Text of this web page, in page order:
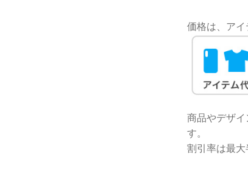
価格は、アイ
商品やデザ
す。
割引率は最大